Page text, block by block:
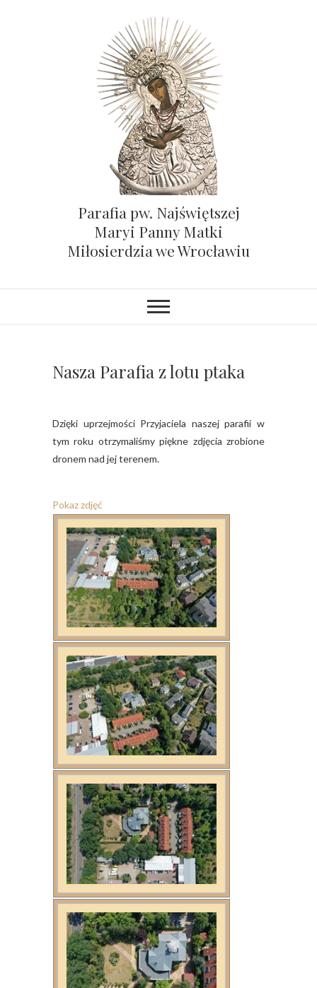
Parafia pw. Najświętszej
Maryi Panny Matki
Miłosierdzia we Wrocławiu
Nasza Parafia z lotu ptaka
Dzięki uprzejmości Przyjaciela naszej parafii w
tym roku otrzymaliśmy piękne zdjęcia zrobione
dronem nad jej terenem.
Pokaz zdjęć